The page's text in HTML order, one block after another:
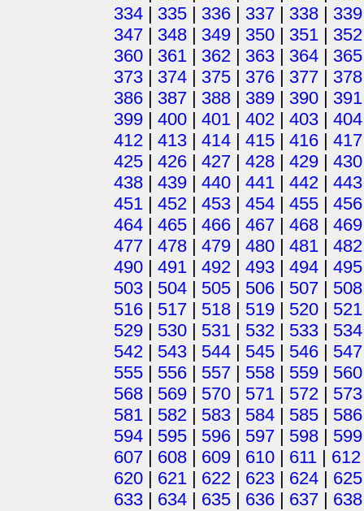
334 | 335 | 336 | 337 | 338 | 339
347 | 348 | 349 | 350 | 351 | 352
360 | 361 | 362 | 363 | 364 | 365
373 | 374 | 375 | 376 | 377 | 378
386 | 387 | 388 | 389 | 390 | 391
399 | 400 | 401 | 402 | 403 | 404
412 | 413 | 414 | 415 | 416 | 417
425 | 426 | 427 | 428 | 429 | 430
438 | 439 | 440 | 441 | 442 | 443
451 | 452 | 453 | 454 | 455 | 456
464 | 465 | 466 | 467 | 468 | 469
477 | 478 | 479 | 480 | 481 | 482
490 | 491 | 492 | 493 | 494 | 495
503 | 504 | 505 | 506 | 507 | 508
516 | 517 | 518 | 519 | 520 | 521
529 | 530 | 531 | 532 | 533 | 534
542 | 543 | 544 | 545 | 546 | 547
555 | 556 | 557 | 558 | 559 | 560
568 | 569 | 570 | 571 | 572 | 573
581 | 582 | 583 | 584 | 585 | 586
594 | 595 | 596 | 597 | 598 | 599
607 | 608 | 609 | 610 | 611 | 612
620 | 621 | 622 | 623 | 624 | 625
633 | 634 | 635 | 636 | 637 | 638